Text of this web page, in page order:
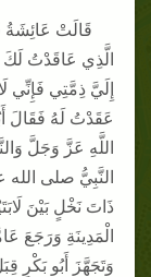
قَالَتْ عَائِشَةُ
الَّذِي عَاقَدْتُ لَكَ
إِلَيَّ ذِمَّتِي
عَقَدْتُ لَهُ فَقَالَ
اللَّهِ عَزَّ وَجَلَّ
النَّبِيُّ صلى
ذَاتَ نَخْلٍ بَيْنَ
الْمَدِينَةِ وَرَجَعَ
وَتَجَهَّزَ أَبُو بَكْرٍ